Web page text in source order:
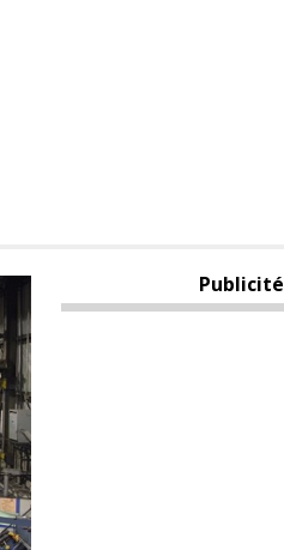
Publicité